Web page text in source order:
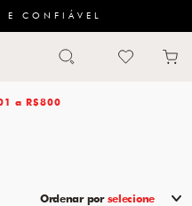
E CONFIÁVEL
a R$800
Ordenar por selecione